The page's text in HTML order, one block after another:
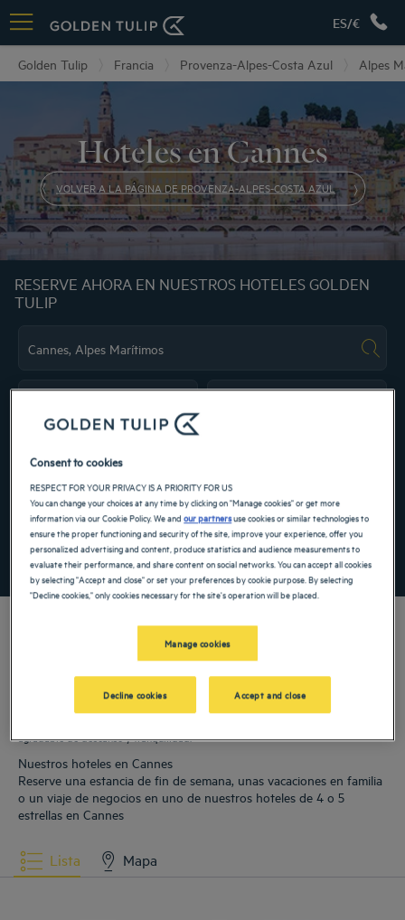
ES/€
Golden Tulip Francia Provenza-Alpes-Costa Azul Alpes
Hoteles en Cannes
VOLVER A LA PÁGINA DE PROVENZA-ALPES-COSTA AZUL
RESERVE AHORA EN NUESTROS HOTELES GOLDEN
TULIP
Navigate forward to interact with the calendar and select a date. Press the
ENCONTRAR UN HOTEL
Añadir un código especial
Nuestros hoteles Golden Tulip le dan la bienvenida a Cannes. Restaurantes,
aparcamiento, sala de reuniones disponible, cómodas habitaciones: hacemos todo
lo que está en nuestras manos para que su estancia le resulte lo más cómoda
agradable de descanso y tranquilidad.
Nuestros hoteles en Cannes
Reserve una estancia de fin de semana, unas vacaciones en familia
o un viaje de negocios en uno de nuestros hoteles de 4 o 5
estrellas en Cannes
Lista Mapa
Consent to cookies
RESPECT FOR YOUR PRIVACY IS A PRIORITY FOR US
You can change your choices at any time by clicking on "Manage cookies" or get more
information via our Cookie Policy. We andour partnersuse cookies or similar technologies to
ensure the proper functioning and security of the site, improve your experience, offer you
personalized advertising and content, produce statistics and audience measurements to
evaluate their performance, and share content on social networks. You can accept all cookies
by selecting "Accept and close" or set your preferences by cookie purpose. By selecting
"Decline cookies," only cookies necessary for the site's operation will be placed.
Manage cookies
Decline cookies Accept and close